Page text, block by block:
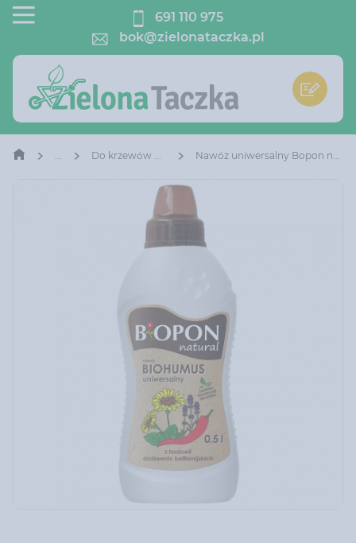
691 110 975
bok@zielonataczka.pl
Do krzewów owocowych Nawóz uniwersalny Bopon natural Biohumus 1 l